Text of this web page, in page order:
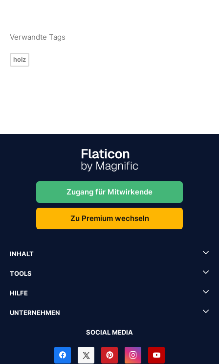
Verwandte Tags
holz
Zugang für Mitwirkende
Zu Premium wechseln
INHALT
TOOLS
HILFE
UNTERNEHMEN
SOCIAL MEDIA